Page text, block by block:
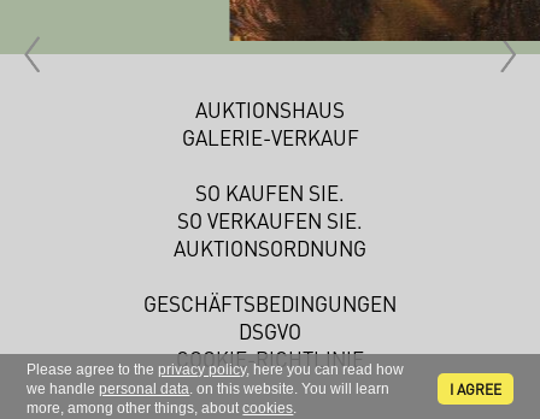
Please agree to theprivacy policy, here you can read how
we handlepersonal data. on this website. You will learn
more, among other things, aboutcookies.
I AGREE
AUKTIONSHAUS
GALERIE-VERKAUF
SO KAUFEN SIE.
SO VERKAUFEN SIE.
AUKTIONSORDNUNG
GESCHÄFTSBEDINGUNGEN
DSGVO
COOKIE-RICHTLINIE